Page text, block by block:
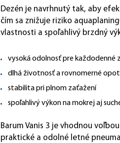
Dezén je navrhnutý tak, aby
čím sa znižuje riziko
vlastnosti a spoľahlivý brzdný
vysoká odolnosť pre každodenné
dlhá životnosť a rovnomerné
stabilita pri plnom zaťažení
spoľahlivý výkon na mokrej aj
Barum Vanis 3 je vhodnou
praktické a odolné letné